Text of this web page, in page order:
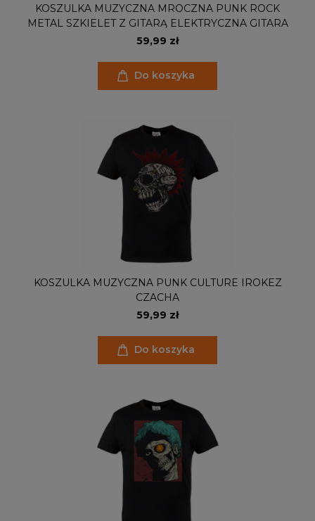
KOSZULKA MUZYCZNA MROCZNA PUNK ROCK
METAL SZKIELET Z GITARĄ ELEKTRYCZNA GITARA
59,99 zł
Do koszyka
KOSZULKA MUZYCZNA PUNK CULTURE IROKEZ
CZACHA
59,99 zł
Do koszyka